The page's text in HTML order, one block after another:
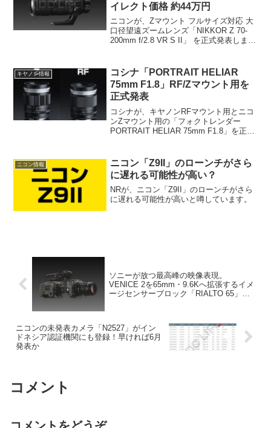
イレクト価格 約44万円
ニコンが、Zマウント フルサイズ対応 大
口径望遠ズームレンズ「NIKKOR Z 70-
200mm f/2.8 VR S II」 を正式発表しまし
キヤノン情報
コシナ「PORTRAIT HELIAR
75mm F1.8」RF/Zマウント用を
正式発表
コシナが、キヤノンRFマウント用とニコ
ンZマウント用の「フォクトレンダー
PORTRAIT HELIAR 75mm F1.8」を正式
ニコン情報
ニコン「Z9II」のローンチがさら
に遅れる可能性が高い？
NRが、ニコン「Z9II」のローンチがさら
に遅れる可能性が高いと噂しています。
ソニーが放つ最高峰の映像表現。
VENICE 2を65mm・9.6Kへ拡張するイメ
ージセンサーブロック「RIALTO 65」開
ニコンの未発表カメラ「N2527」がイン
ドネシア認証機関にも登録！早ければ6月
発表か
コメント